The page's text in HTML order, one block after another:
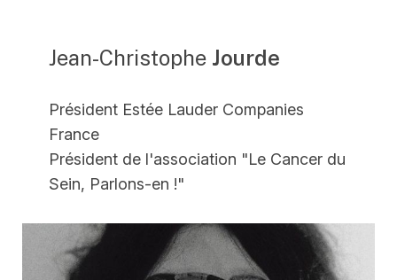
Jean-Christophe Jourde
Président Estée Lauder Companies
France
Président de l'association "Le Cancer du
Sein, Parlons-en !"